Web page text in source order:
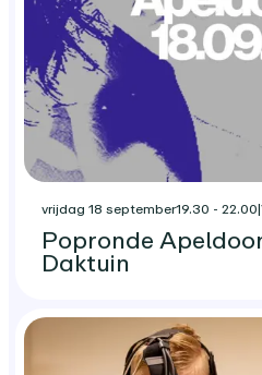
vrijdag 18 september19.30 - 22.00|
Popronde
Daktuin